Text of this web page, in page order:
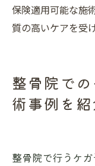
保険適用可能な施
質の高いケアを受
整骨院で
術事例を紹
整骨院で行うケ